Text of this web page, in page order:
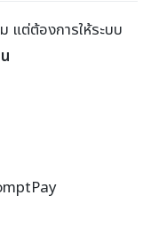
แต่ต้องการให้ระบบ